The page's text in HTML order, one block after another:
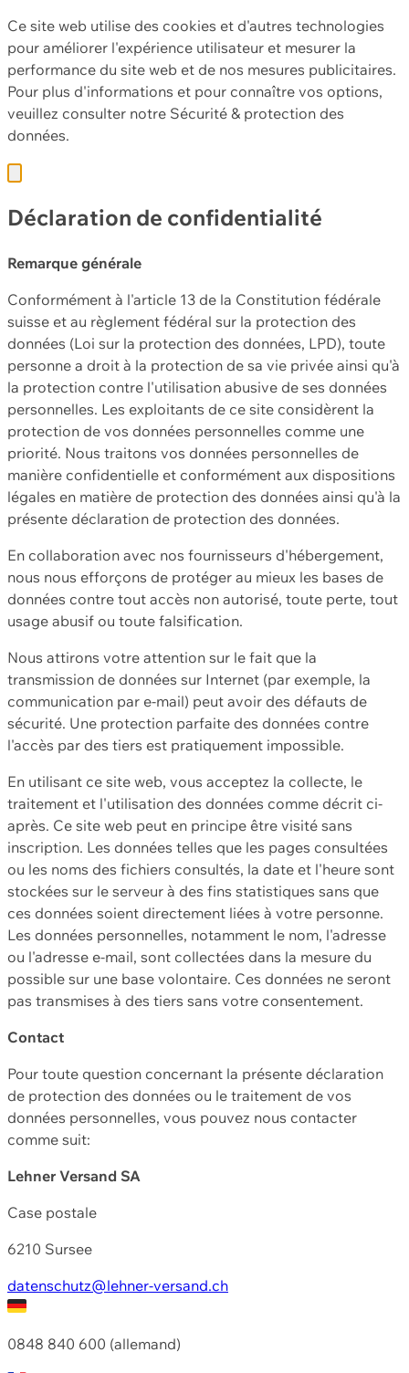
Ce site web utilise des cookies et d'autres technologies
pour améliorer l'expérience utilisateur et mesurer la
performance du site web et de nos mesures publicitaires.
Pour plus d'informations et pour connaître vos options,
veuillez consulter notre Sécurité & protection des
données.
Déclaration de confidentialité
Remarque générale
Conformément à l'article 13 de la Constitution fédérale
suisse et au règlement fédéral sur la protection des
données (Loi sur la protection des données, LPD), toute
personne a droit à la protection de sa vie privée ainsi qu'à
la protection contre l'utilisation abusive de ses données
personnelles. Les exploitants de ce site considèrent la
protection de vos données personnelles comme une
priorité. Nous traitons vos données personnelles de
manière confidentielle et conformément aux dispositions
légales en matière de protection des données ainsi qu'à la
présente déclaration de protection des données.
En collaboration avec nos fournisseurs d'hébergement,
nous nous efforçons de protéger au mieux les bases de
données contre tout accès non autorisé, toute perte, tout
usage abusif ou toute falsification.
Nous attirons votre attention sur le fait que la
transmission de données sur Internet (par exemple, la
communication par e-mail) peut avoir des défauts de
sécurité. Une protection parfaite des données contre
l'accès par des tiers est pratiquement impossible.
En utilisant ce site web, vous acceptez la collecte, le
traitement et l'utilisation des données comme décrit ci-
après. Ce site web peut en principe être visité sans
inscription. Les données telles que les pages consultées
ou les noms des fichiers consultés, la date et l'heure sont
stockées sur le serveur à des fins statistiques sans que
ces données soient directement liées à votre personne.
Les données personnelles, notamment le nom, l'adresse
ou l'adresse e-mail, sont collectées dans la mesure du
possible sur une base volontaire. Ces données ne seront
pas transmises à des tiers sans votre consentement.
Contact
Pour toute question concernant la présente déclaration
de protection des données ou le traitement de vos
données personnelles, vous pouvez nous contacter
comme suit:
Lehner Versand SA
Case postale
6210 Sursee
datenschutz@lehner-versand.ch
0848 840 600 (allemand)